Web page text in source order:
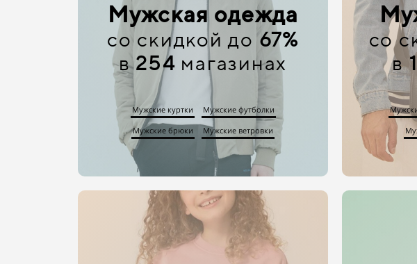
Мужская одежда
со скидкой до 67%
в254 магазинах
Мужские куртки Мужские футболки
Мужские брюки Мужские ветровки
со
в